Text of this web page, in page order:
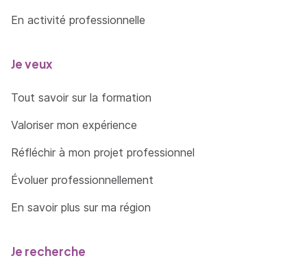
En activité professionnelle
Je veux
Tout savoir sur la formation
Valoriser mon expérience
Réfléchir à mon projet professionnel
Évoluer professionnellement
En savoir plus sur ma région
Je recherche